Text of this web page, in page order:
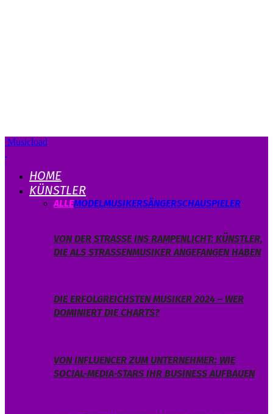
Musicload
HOME
KÜNSTLER
ALLEMODELMUSIKERSÄNGERSCHAUSPIELER
VON DER STRASSE INS RAMPENLICHT: KÜNSTLER, D
IE ALS STRASSENMUSIKER ANGEFANGEN HABEN
DIE ERFOLGREICHSTEN MUSIKER 2024 – WER
DOMINIERT DIE CHARTS?
VON INFLUENCER ZUM UNTERNEHMER: WIE
SOCIAL-MEDIA-STARS IHR BUSINESS AUFBAUEN